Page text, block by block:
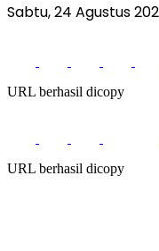
Sabtu, 24 Agustus
URL berhasil dicopy
URL berhasil dicopy